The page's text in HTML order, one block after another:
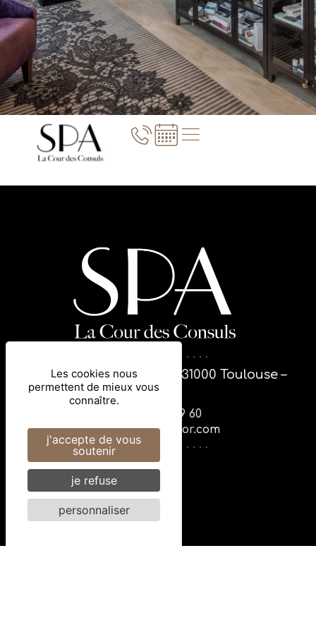
46 rue des Couteliers – 31000 Toulouse –
France
+335 67 16 19 60
ha086-sb@accor.com
Recrutement
Mentions légales
Les cookies nous
permettent de mieux vous
connaître.
j'accepte de vous
soutenir
je refuse
personnaliser